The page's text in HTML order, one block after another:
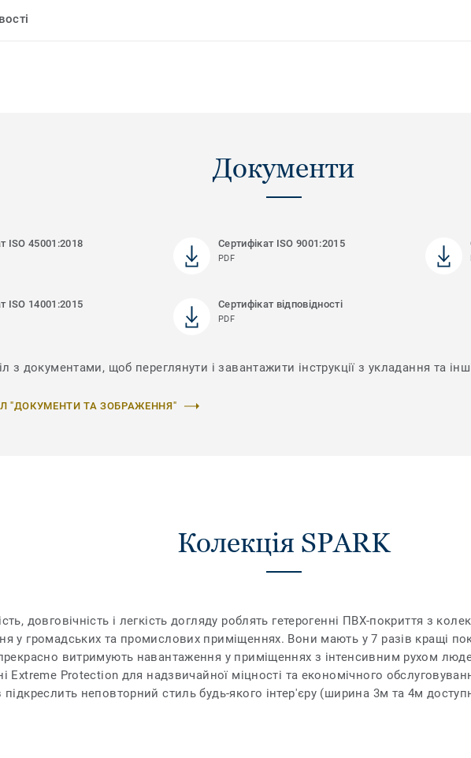
Документи
ISO 45001:2018 Сертифікат ISO 9001:2015
PDF
ISO 14001:2015 Сертифікат відповідності
PDF
з документами, щоб переглянути і завантажити інструкції з укладання та
"ДОКУМЕНТИ ТА ЗОБРАЖЕННЯ"
Колекція SPARK
довговічність і легкість догляду роблять гетерогенні ПВХ-покриття з
у громадських та промислових приміщеннях. Вони мають у 7 разів кращі
витримують навантаження у приміщеннях з інтенсивним рухом
Extreme Protection для надзвичайної міцності та економічного
підкреслить неповторний стиль будь-якого інтер'єру (ширина 3м та 4м